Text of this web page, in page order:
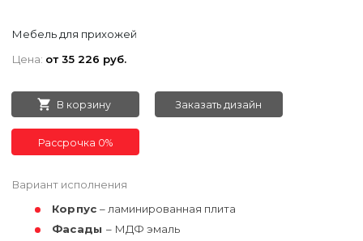
Мебель для прихожей
Цена: от 35 226 руб.
В корзину Заказать дизайн
Рассрочка 0%
Вариант исполнения
Корпус – ламинированная плита
Фасады – МДФ эмаль